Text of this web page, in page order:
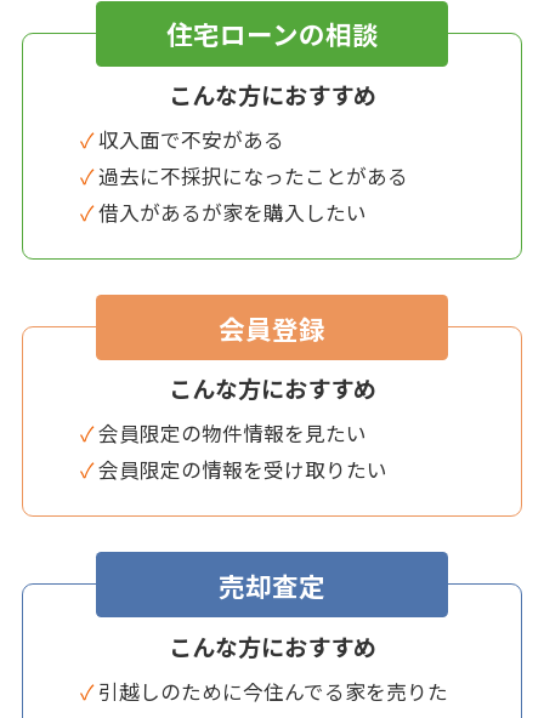
住宅ローンの相談
こんな方におすすめ
✓ 収入面で不安がある
✓ 過去に不採択になったことがある
✓ 借入があるが家を購入したい
会員登録
こんな方におすすめ
✓ 会員限定の物件情報を見たい
✓ 会員限定の情報を受け取りたい
売却査定
こんな方におすすめ
✓ 引越しのために今住んでる家を売りた